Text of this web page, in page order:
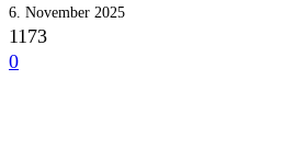
6. November 2025
1173
0